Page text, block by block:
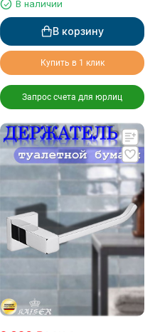
В наличии
В корзину
Купить в 1 клик
Запрос счета для юрлиц